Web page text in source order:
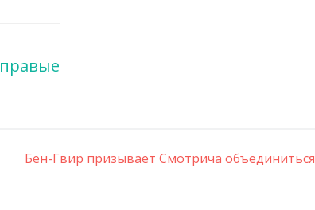
правые
Бен-Гвир призывает Смотрича объединиться